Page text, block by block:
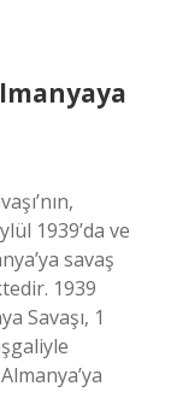
1939’da ve
savaş
1939
Savaşı, 1